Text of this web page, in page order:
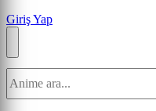
Giriş Yap